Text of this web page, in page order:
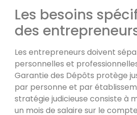
Les besoins
des
Les entrepreneurs doivent
personnelles et
Garantie des Dépôts protège
par personne et par
stratégie judicieuse consiste à
un mois de salaire sur le